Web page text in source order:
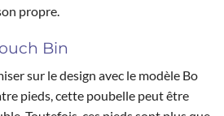
propre.
Bin
sur le design avec le modèle Bo
pieds, cette poubelle peut être